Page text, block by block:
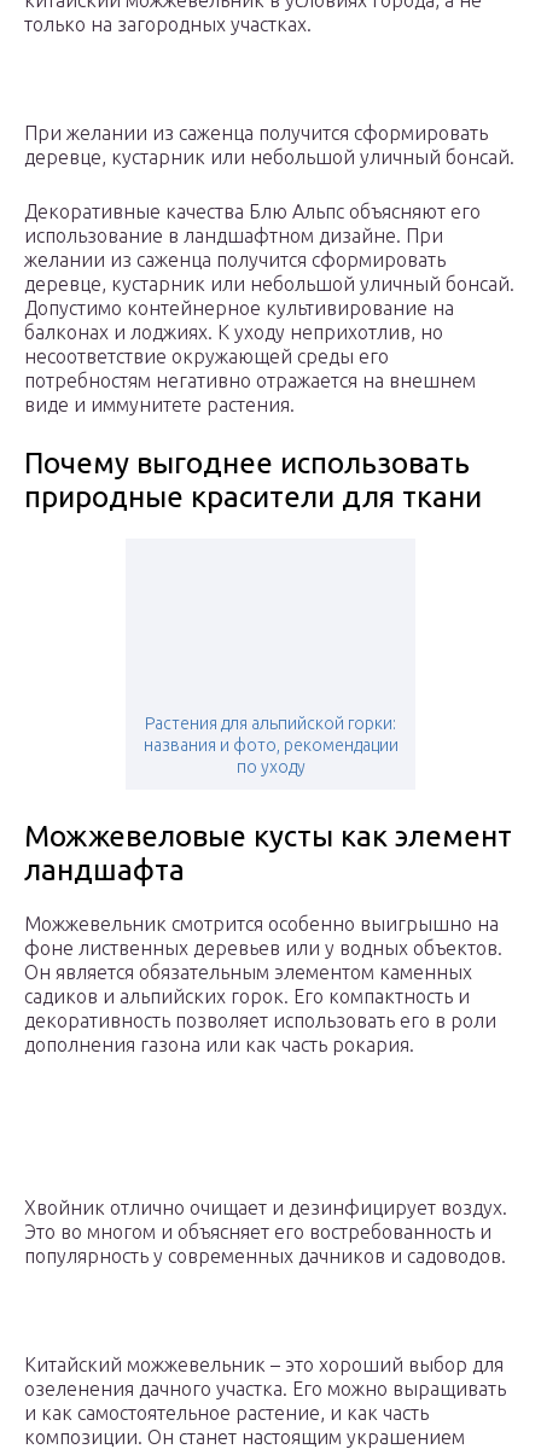
только на загородных участках.
При желании из саженца получится сформировать
деревце, кустарник или небольшой уличный бонсай.
Декоративные качества Блю Альпс объясняют его
использование в ландшафтном дизайне. При
желании из саженца получится сформировать
деревце, кустарник или небольшой уличный бонсай.
Допустимо контейнерное культивирование на
балконах и лоджиях. К уходу неприхотлив, но
несоответствие окружающей среды его
потребностям негативно отражается на внешнем
виде и иммунитете растения.
Почему выгоднее использовать
природные красители для ткани
Растения для альпийской горки:
названия и фото, рекомендации
по уходу
Можжевеловые кусты как элемент
ландшафта
Можжевельник смотрится особенно выигрышно на
фоне лиственных деревьев или у водных объектов.
Он является обязательным элементом каменных
садиков и альпийских горок. Его компактность и
декоративность позволяет использовать его в роли
дополнения газона или как часть рокария.
Хвойник отлично очищает и дезинфицирует воздух.
Это во многом и объясняет его востребованность и
популярность у современных дачников и садоводов.
Китайский можжевельник – это хороший выбор для
озеленения дачного участка. Его можно выращивать
и как самостоятельное растение, и как часть
композиции. Он станет настоящим украшением